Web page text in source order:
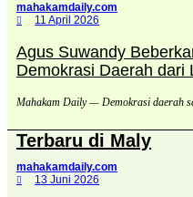
mahakamdaily.com
11 April 2026
Agus Suwandy
Demokrasi Daerah dari
Mahakam Daily — Demokrasi daerah
Terbaru di Maly
mahakamdaily.com
13 Juni 2026